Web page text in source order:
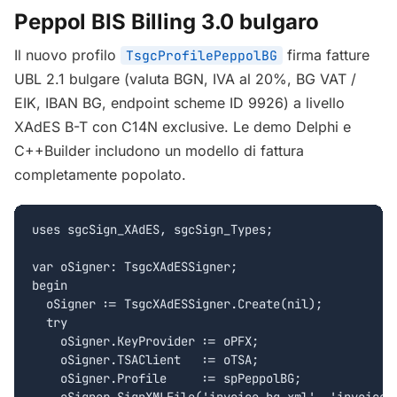
Peppol BIS Billing 3.0 bulgaro
Il nuovo profilo TsgcProfilePeppolBG
firma fatture
UBL 2.1 bulgare (valuta BGN, IVA al 20%, BG VAT /
EIK, IBAN BG, endpoint scheme ID 9926) a livello
XAdES B-T con C14N exclusive. Le demo Delphi e
C++Builder includono un modello di fattura
completamente popolato.
uses sgcSign_XAdES, sgcSign_Types;
var oSigner: TsgcXAdESSigner;
begin
  oSigner := TsgcXAdESSigner.Create(nil);
  try
    oSigner.KeyProvider := oPFX;
    oSigner.TSAClient   := oTSA;
    oSigner.Profile     := spPeppolBG;